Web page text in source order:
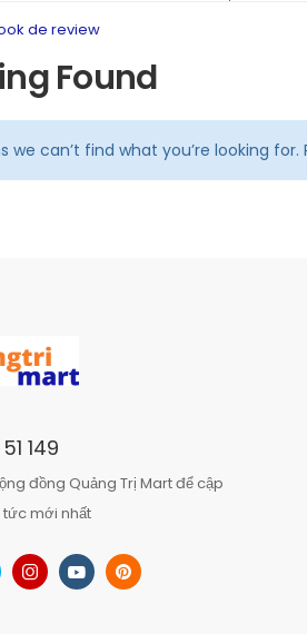
de review
Found
we can’t find what you’re looking
149
đồng Quảng Trị Mart để cập
mới nhất